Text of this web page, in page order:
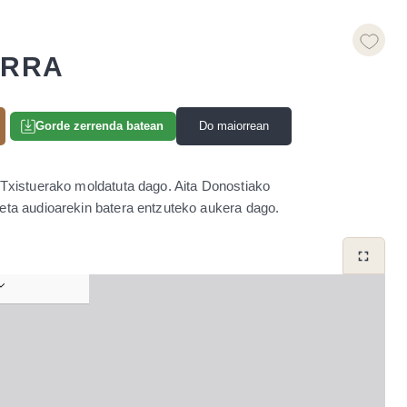
Gorde zerrenda batean Do maiorrean
moldatuta dago. Aita Donostiako
audioarekin batera entzuteko aukera dago.